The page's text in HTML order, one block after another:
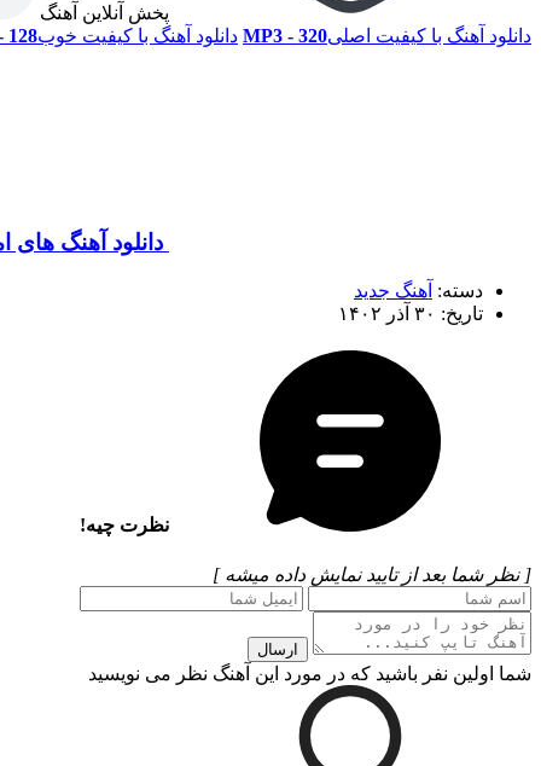
پخش آنلاین آهنگ
دانلود آهنگ با کیفیت اصلی320 - MP3 دانلود آهنگ با کیفیت خوب128 - MP3
دانلود آهنگ های
دسته: آهنگ جدید
تاریخ: ۳۰ آذر ۱۴۰۲
نظرت چیه!
[ نظر شما بعد از تایید نمایش داده میشه ]
ارسال
شما اولین نفر باشید که در مورد این آهنگ نظر می نویسید